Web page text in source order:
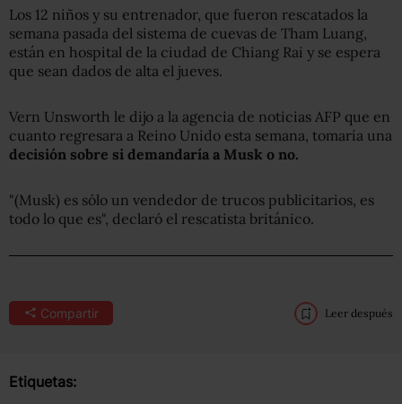
Los 12 niños y su entrenador, que fueron rescatados la
semana pasada del sistema de cuevas de Tham Luang,
están en hospital de la ciudad de Chiang Rai y se espera
que sean dados de alta el jueves.
Vern Unsworth le dijo a la agencia de noticias AFP que en
cuanto regresara a Reino Unido esta semana, tomaría una
decisión sobre si demandaría a Musk o no.
"(Musk) es sólo un vendedor de trucos publicitarios, es
todo lo que es", declaró el rescatista británico.
Compartir Leer después
Etiquetas: